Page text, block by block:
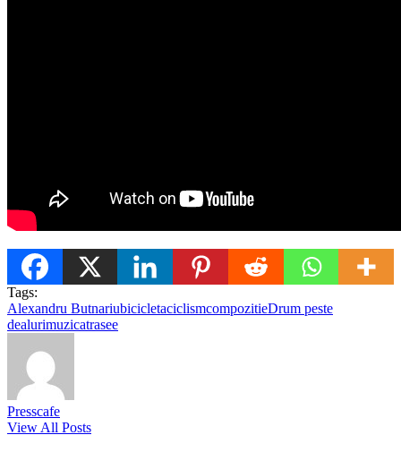
Tags:
Alexandru ButnariubicicletaciclismcompozitieDrum peste
dealurimuzicatrasee
Presscafe
View All Posts